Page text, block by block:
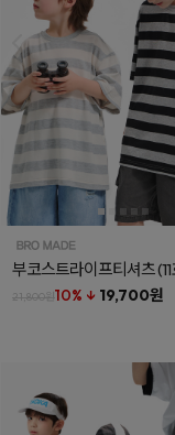
부코스트라이프티셔츠
21,800원10% ↓ 19,700원